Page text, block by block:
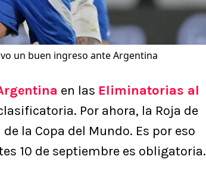
un buen ingreso ante Argentina
en las Eliminatorias al
Por ahora, la Roja de
la Copa del Mundo. Es por eso
10 de septiembre es obligatoria.